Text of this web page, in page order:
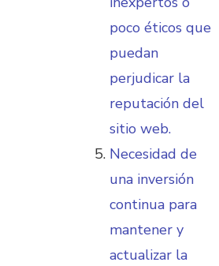
poco éticos que
puedan
perjudicar la
reputación del
sitio web.
Necesidad de
una inversión
continua para
mantener y
actualizar la